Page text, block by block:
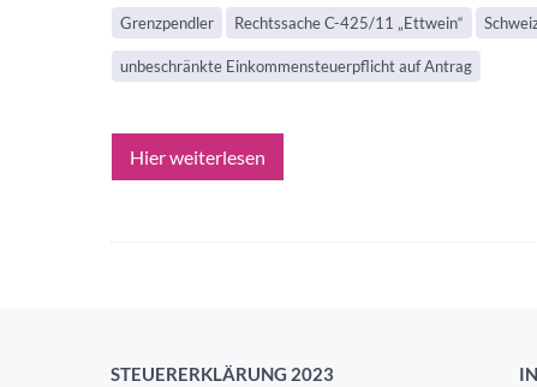
Grenzpendler Rechtssache C-425/11 „Ettwein“
unbeschränkte Einkommensteuerpflicht auf Antrag
Hier weiterlesen
STEUERERKLÄRUNG 2023